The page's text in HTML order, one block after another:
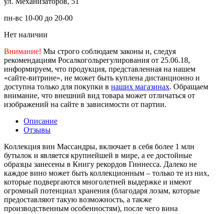
пн-вс 10-00 до 20-00
Нет наличии
Внимание! Мы строго соблюдаем законы и, следуя
рекомендациям Росалкогольрегулирования от 25.06.18,
информируем, что продукция, представленная на нашем
«сайте-витрине», не может быть куплена дистанционно и
доступна только для покупки в наших магазинах. Обращаем
внимание, что внешний вид товара может отличаться от
изображений на сайте в зависимости от партии.
Описание
Отзывы
Коллекция вин Массандры, включает в себя более 1 млн
бутылок и является крупнейшей в мире, а ее достойные
образцы занесены в Книгу рекордов Гиннесса. Далеко не
каждое вино может быть коллекционным – только те из них,
которые подвергаются многолетней выдержке и имеют
огромный потенциал хранения (благодаря лозам, которые
предоставляют такую возможность, а также
производственным особенностям), после чего вина